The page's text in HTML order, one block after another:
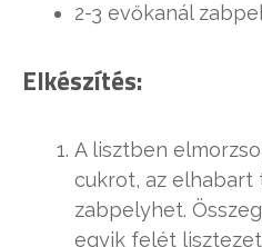
2-3 evőkanál
Elkészítés:
A lisztben
cukrot, az elhabart
zabpelyhet.
egyik felét